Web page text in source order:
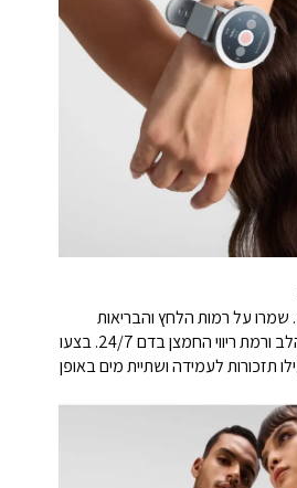
על רמות הלחץ והבריאות
שלכם עם ניטור קצב הלב ורמת ריווי החמצן בדם 24/7. בצעו
תזכורות לעמידה ושתיית מים באופן